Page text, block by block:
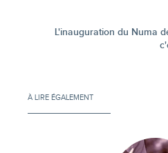
L'inauguration du Numa
À LIRE ÉGALEMENT